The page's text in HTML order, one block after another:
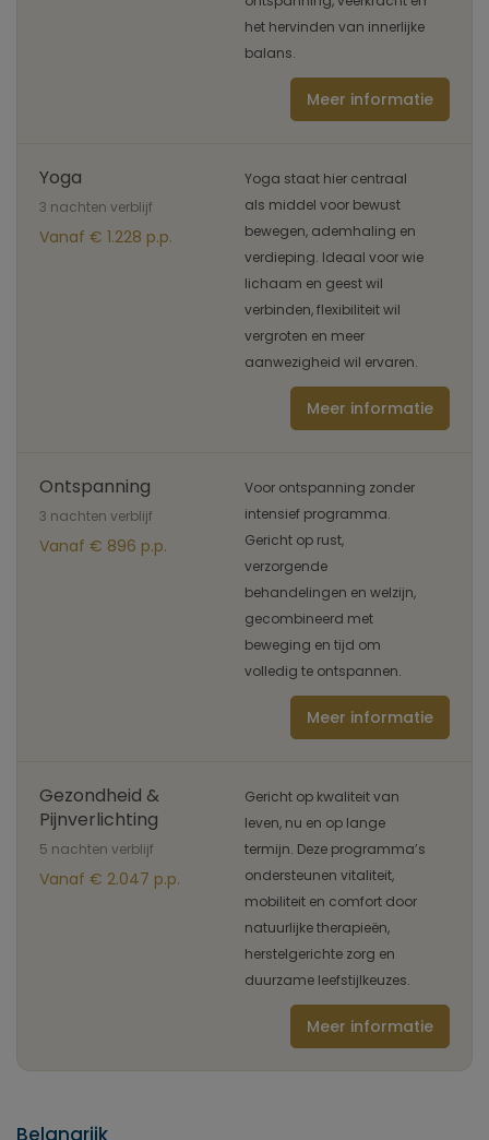
het hervinden van innerlijke
balans.
Meer informatie
Yoga
3 nachten verblijf
Vanaf € 1.228 p.p.
Yoga staat hier centraal
als middel voor bewust
bewegen, ademhaling en
verdieping. Ideaal voor wie
lichaam en geest wil
verbinden, flexibiliteit wil
vergroten en meer
aanwezigheid wil ervaren.
Meer informatie
Ontspanning
3 nachten verblijf
Vanaf € 896 p.p.
Voor ontspanning zonder
intensief programma.
Gericht op rust,
verzorgende
behandelingen en welzijn,
gecombineerd met
beweging en tijd om
volledig te ontspannen.
Meer informatie
Gezondheid &
Pijnverlichting
5 nachten verblijf
Vanaf € 2.047 p.p.
Gericht op kwaliteit van
leven, nu en op lange
termijn. Deze programma’s
ondersteunen vitaliteit,
mobiliteit en comfort door
natuurlijke therapieën,
herstelgerichte zorg en
duurzame leefstijlkeuzes.
Meer informatie
Belangrijk